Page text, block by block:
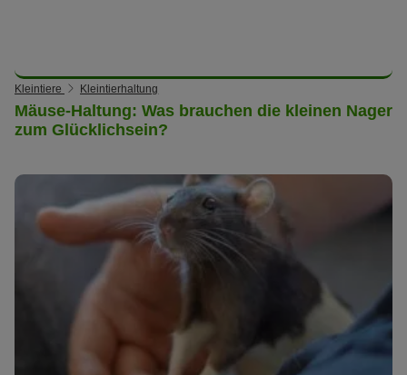
Kleintiere Kleintierhaltung
Mäuse-Haltung: Was brauchen die kleinen Nager
zum Glücklichsein?